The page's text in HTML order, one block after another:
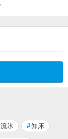
流氷 #知床